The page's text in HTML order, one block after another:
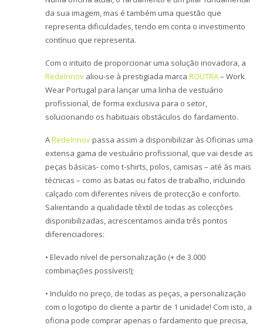
da sua imagem, mas é também uma questão que
representa dificuldades, tendo em conta o investimento
contínuo que representa.
Com o intuito de proporcionar uma solução inovadora, a
RedeInnov aliou-se à prestigiada marca ROUTRA– Work
Wear Portugal para lançar uma linha de vestuário
profissional, de forma exclusiva para o setor,
solucionando os habituais obstáculos do fardamento.
ARedeInnovpassa assim a disponibilizar às Oficinas uma
extensa gama de vestuário profissional, que vai desde as
peças básicas- como t-shirts, polos, camisas – até às mais
técnicas – como as batas ou fatos de trabalho, incluindo
calçado com diferentes níveis de protecção e conforto.
Salientando a qualidade têxtil de todas as colecções
disponibilizadas, acrescentamos ainda três pontos
diferenciadores:
• Elevado nível de personalização (+ de 3.000
combinações possíveis!);
• Incluído no preço, de todas as peças, a personalização
com o logotipo do cliente a partir de 1 unidade! Com isto, a
oficina pode comprar apenas o fardamento que precisa,